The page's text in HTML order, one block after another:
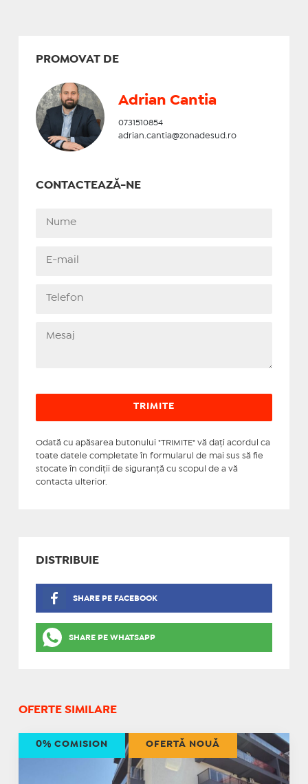
PROMOVAT DE
Adrian Cantia
0731510854
adrian.cantia@zonadesud.ro
CONTACTEAZĂ-NE
Odată cu apăsarea butonului "TRIMITE" vă daţi acordul ca
toate datele completate în formularul de mai sus să fie
stocate în condiţii de siguranţă cu scopul de a vă
contacta ulterior.
DISTRIBUIE
SHARE PE FACEBOOK
SHARE PE WHATSAPP
OFERTE SIMILARE
0% COMISION OFERTĂ NOUĂ